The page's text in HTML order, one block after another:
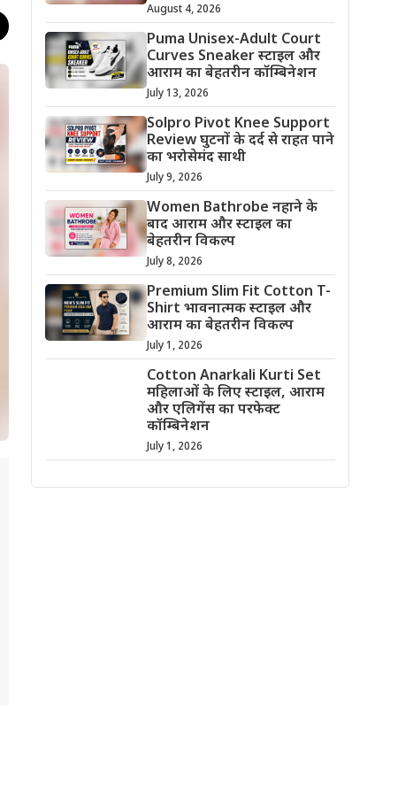
August 4, 2026
Puma Unisex-Adult Court
Curves Sneaker स्टाइल और
आराम का बेहतरीन कॉम्बिनेशन
July 13, 2026
Solpro Pivot Knee Support
Review घुटनों के दर्द से राहत पाने
का भरोसेमंद साथी
July 9, 2026
Women Bathrobe नहाने के
बाद आराम और स्टाइल का
बेहतरीन विकल्प
July 8, 2026
Premium Slim Fit Cotton T-
Shirt भावनात्मक स्टाइल और
आराम का बेहतरीन विकल्प
July 1, 2026
Cotton Anarkali Kurti Set
महिलाओं के लिए स्टाइल, आराम
और एलिगेंस का परफेक्ट
कॉम्बिनेशन
July 1, 2026